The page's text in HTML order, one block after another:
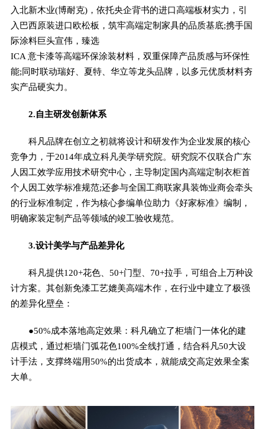
入北新木业(博耐克)，依托央企背书的进口高端板材实力，引
入巴西原装进口欧松板，筑牢高端定制家具的品质基底;携手国
际涂料巨头宣伟，臻选
ICA 意卡漆等高端环保涂装材料，双重保障产品质感与环保性
能;同时联动瑞好、夏特、华立等龙头品牌，以多元优质材料夯
实产品硬实力。
2.自主研发创新体系
科凡品牌在创立之初就将设计和研发作为企业发展的核心
竞争力，于2014年成立科凡美学研究院。研究院不仅联合广东
人因工效学应用技术研究中心，主导制定国内高端定制衣柜首
个人因工效学标准规范;还参与全国工商联家具装饰业商会牵头
的行业标准制定，作为核心参编单位助力《好家标准》编制，
明确家装定制产品等领域的竣工验收规范。
3.设计美学与产品差异化
科凡提供120+花色、50+门型、70+拉手，可组合上万种设
计方案。其创新免漆工艺媲美高端木作，在行业中建立了极强
的差异化壁垒：
●50%成本落地高定效果：科凡确立了柜墙门一体化的建
店模式，通过柜墙门弧花色100%全线打通，结合科凡50大设
计手法，支撑终端用50%的出货成本，就能成交高定效果全案
大单。